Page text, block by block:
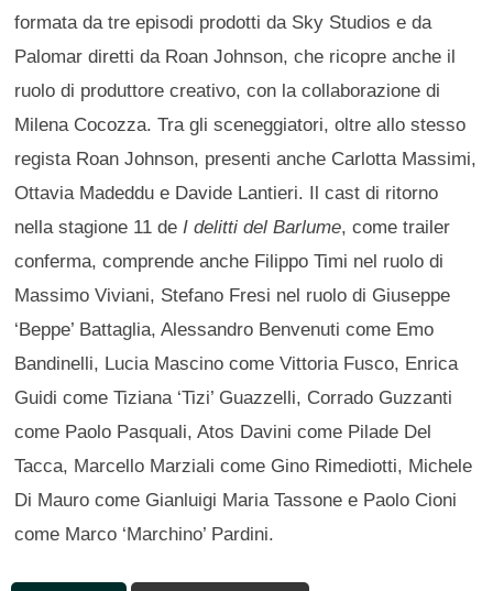
formata da tre episodi prodotti da Sky Studios e da
Palomar diretti da Roan Johnson, che ricopre anche il
ruolo di produttore creativo, con la collaborazione di
Milena Cocozza. Tra gli sceneggiatori, oltre allo stesso
regista Roan Johnson, presenti anche Carlotta Massimi,
Ottavia Madeddu e Davide Lantieri. Il cast di ritorno
nella stagione 11 de I delitti del Barlume, come trailer
conferma, comprende anche Filippo Timi nel ruolo di
Massimo Viviani, Stefano Fresi nel ruolo di Giuseppe
‘Beppe’ Battaglia, Alessandro Benvenuti come Emo
Bandinelli, Lucia Mascino come Vittoria Fusco, Enrica
Guidi come Tiziana ‘Tizi’ Guazzelli, Corrado Guzzanti
come Paolo Pasquali, Atos Davini come Pilade Del
Tacca, Marcello Marziali come Gino Rimediotti, Michele
Di Mauro come Gianluigi Maria Tassone e Paolo Cioni
come Marco ‘Marchino’ Pardini.